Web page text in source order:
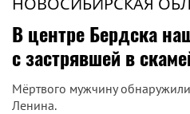
В центре Бердска
с застрявшей в
Мёртвого мужчину
Ленина.